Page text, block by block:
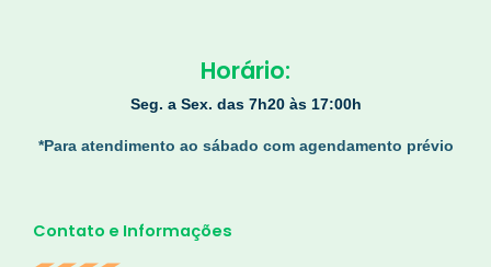
Horário:
Seg. a Sex. das 7h20 às 17:00h
*Paraatendimento ao sábado com agendamento prévio
Contato e Informações